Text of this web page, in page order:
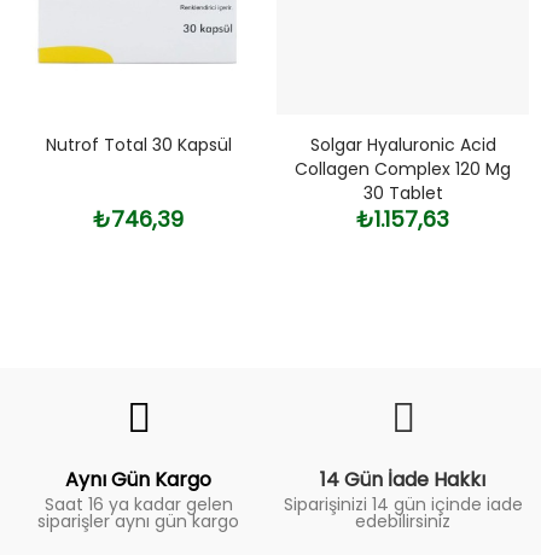
Nutrof Total 30 Kapsül
₺746,39
Solgar Hyaluronic Acid
Collagen Complex 120 Mg
30 Tablet
₺1.157,63
Aynı Gün Kargo
Saat 16 ya kadar gelen
siparişler aynı gün kargo
14 Gün İade Hakkı
Siparişinizi 14 gün içinde iade
edebilirsiniz